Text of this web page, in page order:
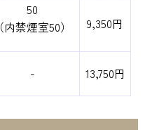
50
（内禁煙室50）
9,350円
- 13,750円